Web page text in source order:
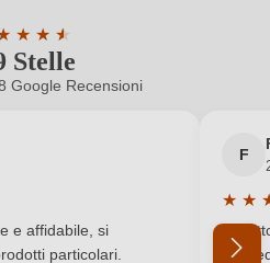
Casabianca Società Agricola S.R.L.,
Gonfienti 84, 53016 Murlo, Italia
Fattoria Casabianca
Registrati
Stelle
★ ★ ★
★
media di 4.9 su 5 stelle
Google Recensioni
di 5 su 5 stelle
e affidabile, si
particolari.
F
★ ★